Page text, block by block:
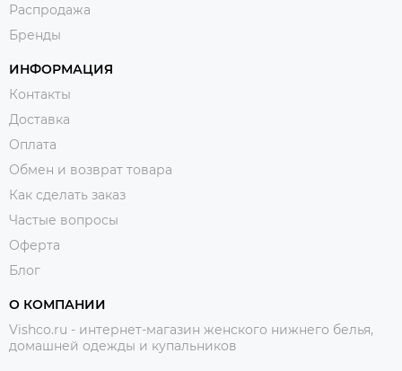
Распродажа
Бренды
ИНФОРМАЦИЯ
Контакты
Доставка
Оплата
Обмен и возврат товара
Как сделать заказ
Частые вопросы
Оферта
Блог
О КОМПАНИИ
Vishco.ru - интернет-магазин женского нижнего белья,
домашней одежды и купальников